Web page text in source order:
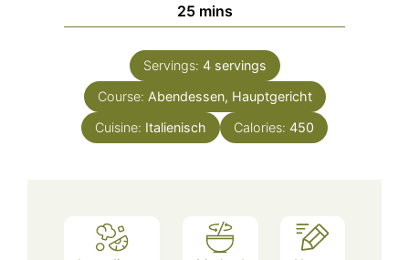
25minutes
mins
Servings: 4 servings
Course: Abendessen, Hauptgericht
Cuisine: Italienisch Calories: 450